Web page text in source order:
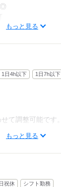
◎
約）
もっと見る
1日4h以下 1日7h以下
て調整可能です。
もっと見る
祝休 シフト勤務